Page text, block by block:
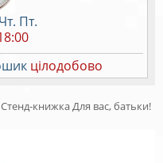
Пт.
цілодобово
Стенд-книжка Для вас, батьки!